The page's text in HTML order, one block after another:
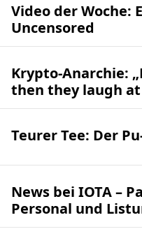
Video der Woche:
Uncensored
Krypto-Anarchie:
then they laugh
Teurer Tee: Der
News bei IOTA –
Personal und